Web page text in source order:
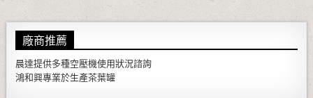
廠商推薦
晨達提供多種空壓機使用狀況諮詢
鴻和興專業於生產茶葉罐